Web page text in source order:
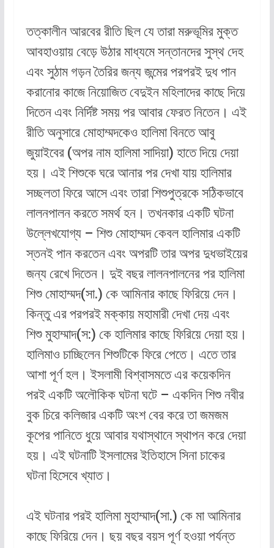
তত্কালীন আরবের রীতি ছিল যে তারা মরুভূমির মুক্ত
আবহাওয়ায় বেড়ে উঠার মাধ্যমে সন্তানদের সুস্থ দেহ
এবং সুঠাম গড়ন তৈরির জন্য জন্মের পরপরই দুধ পান
করানোর কাজে নিয়োজিত বেদুইন মহিলাদের কাছে দিয়ে
দিতেন এবং নির্দিষ্ট সময় পর আবার ফেরত নিতেন। এই
রীতি অনুসারে মোহাম্মদকেও হালিমা বিনতে আবু
জুয়াইবের (অপর নাম হালিমা সাদিয়া) হাতে দিয়ে দেয়া
হয়। এই শিশুকে ঘরে আনার পর দেখা যায় হালিমার
সচ্ছলতা ফিরে আসে এবং তারা শিশুপুত্রকে সঠিকভাবে
লালনপালন করতে সমর্থ হন। তখনকার একটি ঘটনা
উল্লেখযোগ্য – শিশু মোহাম্মদ কেবল হালিমার একটি
স্তনই পান করতেন এবং অপরটি তার অপর দুধভাইয়ের
জন্য রেখে দিতেন। দুই বছর লালনপালনের পর হালিমা
শিশু মোহাম্মদ(সা.) কে আমিনার কাছে ফিরিয়ে দেন।
কিন্তু এর পরপরই মক্কায় মহামারী দেখা দেয় এবং
শিশু মুহাম্মাদ(স:) কে হালিমার কাছে ফিরিয়ে দেয়া হয়।
হালিমাও চাচ্ছিলেন শিশুটিকে ফিরে পেতে। এতে তার
আশা পূর্ণ হল। ইসলামী বিশ্বাসমতে এর কয়েকদিন
পরই একটি অলৌকিক ঘটনা ঘটে – একদিন শিশু নবীর
বুক চিরে কলিজার একটি অংশ বের করে তা জমজম
কূপের পানিতে ধুয়ে আবার যথাস্থানে স্থাপন করে দেয়া
হয়। এই ঘটনাটি ইসলামের ইতিহাসে সিনা চাকের
ঘটনা হিসেবে খ্যাত।
এই ঘটনার পরই হালিমা মুহাম্মাদ(সা.) কে মা আমিনার
কাছে ফিরিয়ে দেন। ছয় বছর বয়স পূর্ণ হওয়া পর্যন্ত